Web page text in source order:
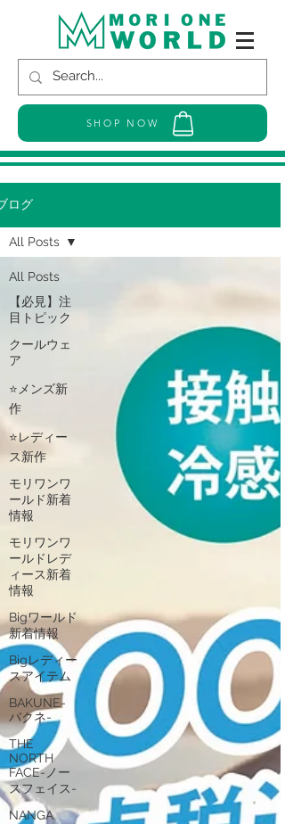
SHOP NOW
ログ
All Posts
【必見】注
目トピック
クールウェ
ア
⭐メンズ新
作
⭐レディー
ス新作
モリワンワ
ールド新着
情報
モリワンワ
ールドレデ
ィース新着
情報
Bigワールド
新着情報
Bigレディー
スアイテム
BAKUNE-
バクネ-
THE
NORTH
FACE-ノー
スフェイス-
NANGA
All Posts